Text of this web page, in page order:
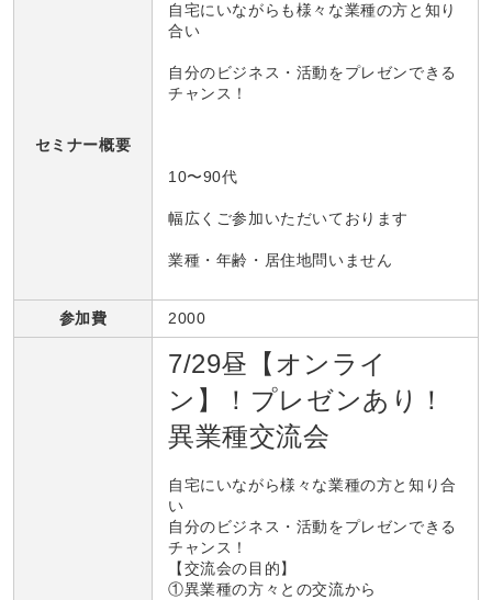
セミナー概要
自宅にいながらも様々な業種の方と知り
合い
自分のビジネス・活動をプレゼンできる
チャンス！
10〜90代
幅広くご参加いただいております
業種・年齢・居住地問いません
参加費 2000
7/29昼【オンライ
ン】！プレゼンあり！
異業種交流会
自宅にいながら様々な業種の方と知り合
い
自分のビジネス・活動をプレゼンできる
チャンス！
【交流会の目的】
①異業種の方々との交流から